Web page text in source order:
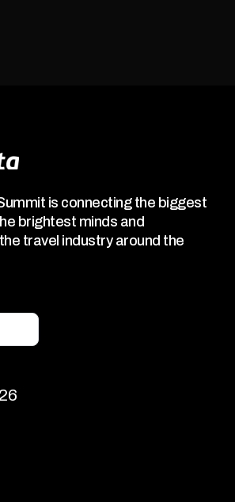
is connecting the biggest
brightest minds and
travel industry around the